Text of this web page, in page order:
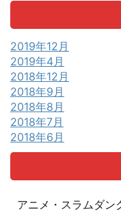
2019年12月
2019年4月
2018年12月
2018年9月
2018年8月
2018年7月
2018年6月
アニメ・スラムダン